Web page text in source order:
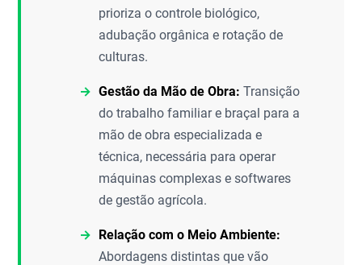
prioriza o controle biológico,
adubação orgânica e rotação de
culturas.
Gestão da Mão de Obra: Transição
do trabalho familiar e braçal para a
mão de obra especializada e
técnica, necessária para operar
máquinas complexas e softwares
de gestão agrícola.
Relação com o Meio Ambiente:
Abordagens distintas que vão